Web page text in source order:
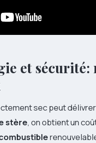
et
sec peut
stère, on obtient un